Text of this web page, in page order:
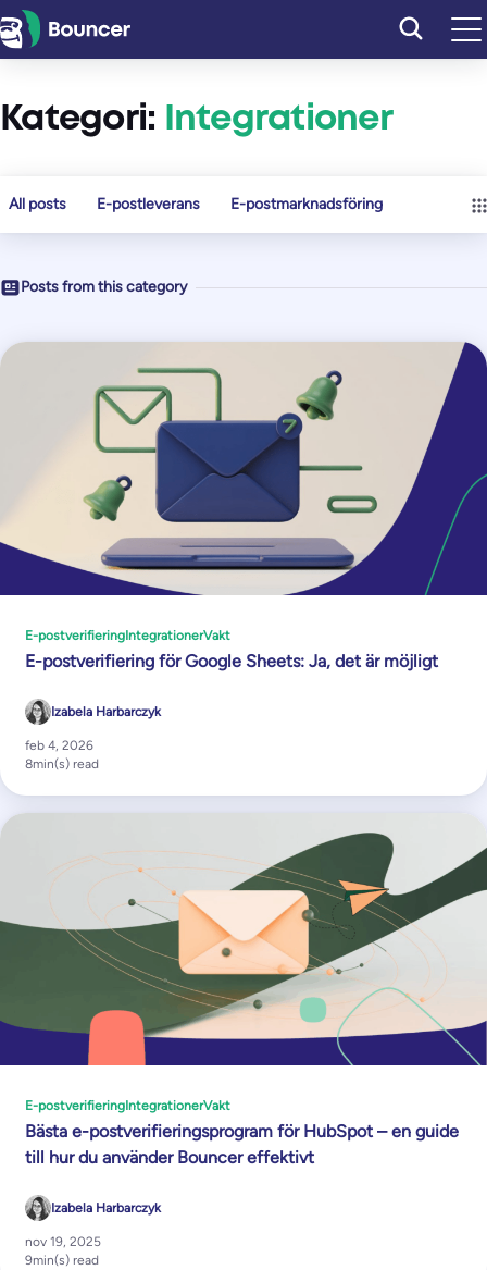
Hoppa
till
Kategori: Integrationer
All posts E-postleverans E-postmarknadsföring
Posts from this category
E-postverifieringIntegrationerVakt
E-postverifiering för Google Sheets: Ja, det är möjligt
Izabela Harbarczyk
feb 4, 2026
8min(s) read
E-postverifiering IntegrationerVakt
Bästa e-postverifieringsprogram för HubSpot – en guide
till hur du använder Bouncer effektivt
Izabela Harbarczyk
nov 19, 2025
9min(s) read